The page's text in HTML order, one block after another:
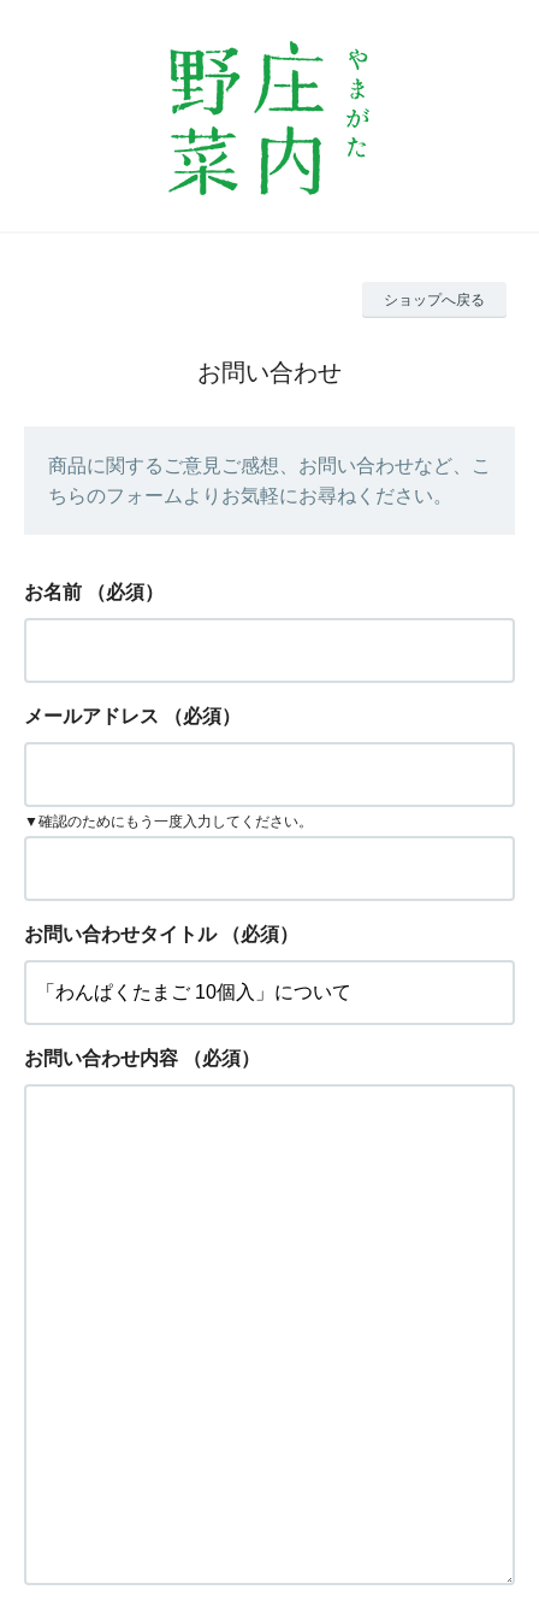
ショップへ戻る
お問い合わせ
商品に関するご意見ご感想、お問い合わせなど、こ
ちらのフォームよりお気軽にお尋ねください。
お名前 （必須）
メールアドレス （必須）
▼確認のためにもう一度入力してください。
お問い合わせタイトル （必須）
お問い合わせ内容 （必須）